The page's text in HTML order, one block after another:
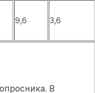
9,6 3,6
В